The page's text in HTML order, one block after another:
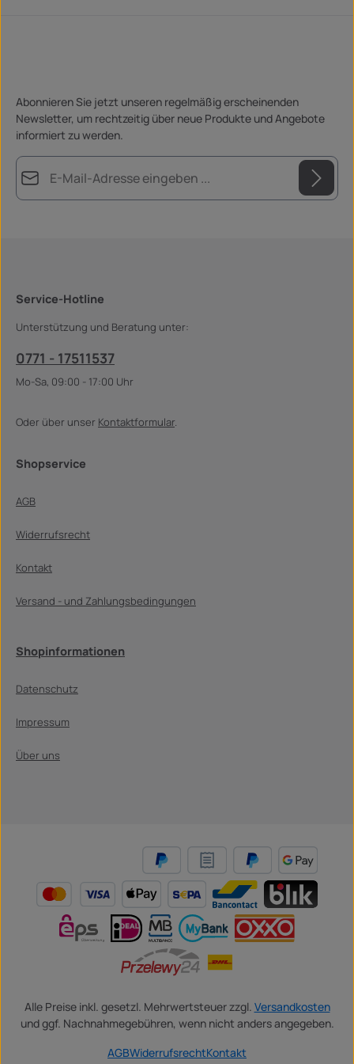
Abonnieren Sie jetzt unseren regelmäßig erscheinenden
Newsletter, um rechtzeitig über neue Produkte und Angebote
informiert zu werden.
E-Mail-Adresse*
Service-Hotline
Unterstützung und Beratung unter:
0771 - 17511537
Mo-Sa, 09:00 - 17:00 Uhr
Oder über unser Kontaktformular.
Shopservice
AGB
Widerrufsrecht
Kontakt
Versand - und Zahlungsbedingungen
Shopinformationen
Datenschutz
Impressum
Über uns
Alle Preise inkl. gesetzl. Mehrwertsteuer zzgl. Versandkosten
und ggf. Nachnahmegebühren, wenn nicht anders angegeben.
AGBWiderrufsrechtKontakt